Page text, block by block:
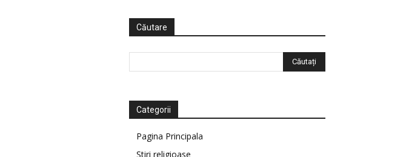
Căutare
Categorii
Pagina Principala
Știri religioase